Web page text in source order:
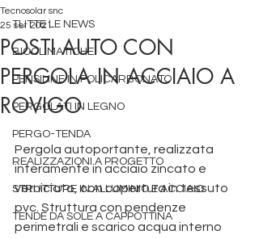
TUTTE LE NEWS
BIOCLIMATICHE
PENSILINE IN POLICARBONATO
PERGOLATI IN LEGNO
PERGO-TENDA
REALIZZAZIONI A PROGETTO
STRUTTURE IN ALLUMINIO E ACCIAIO
TENDE DA SOLE A CAPPOTTINA
POSTI AUTO CON
PERGOLA IN ACCIAIO A
ROVIGO
Tecnosolar snc
25 set 2021
Pergola autoportante, realizzata
interamente in acciaio zincato e
verniciato, con copertura in tessuto
pvc. Struttura con pendenze
perimetrali e scarico acqua interno